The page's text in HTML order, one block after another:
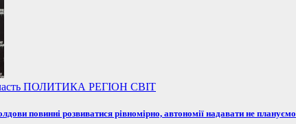
ПОЛИТИКА РЕГІОН СВІТ
повинні розвиватися рівномірно, автономії надавати не плануємо